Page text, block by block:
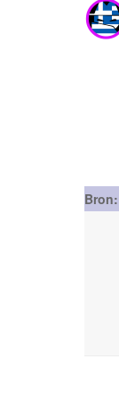
Bron: